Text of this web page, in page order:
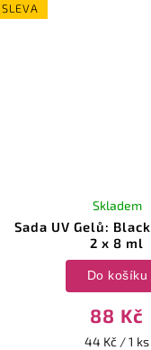
SLEVA
Sada UV Gelů:
2 x 8 ml
Skladem
88 Kč
44 Kč / 1 ks
Do košíku